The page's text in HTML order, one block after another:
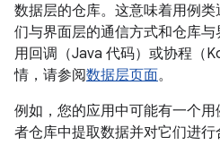
数据层的仓库。这意味着用例
们与界面层的通信方式和仓库
用回调（Java 代码）或协程（
情，请参阅数据层页面。
例如，您的应用中可能有一个
者仓库中提取数据并对它们进行